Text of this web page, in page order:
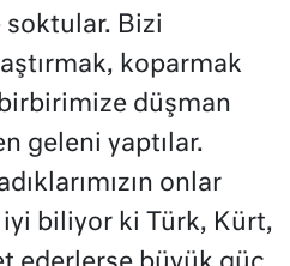
Bizi
koparmak
düşman
geleni yaptılar.
onlar
biliyor ki Türk, Kürt,